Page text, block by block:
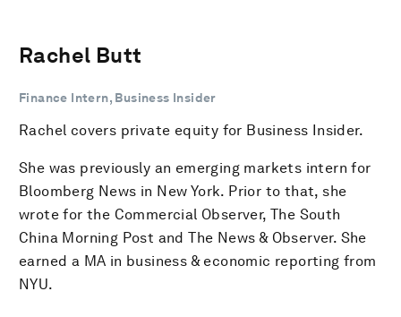
Rachel Butt
Finance Intern, Business Insider
Rachel covers private equity for Business Insider.
She was previously an emerging markets intern for
Bloomberg News in New York. Prior to that, she
wrote for the Commercial Observer, The South
China Morning Post and The News & Observer. She
earned a MA in business & economic reporting from
NYU.